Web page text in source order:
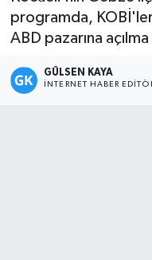
programda,
ABD pazarına açılma
GÜLSEN KAYA
İNTERNET HABER
Magazin
Mersin